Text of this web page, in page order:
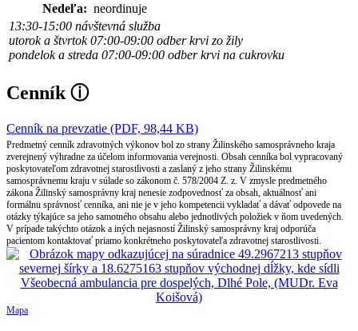
Nedeľa: neordinuje
13:30-15:00 návštevná služba
utorok a štvrtok 07:00-09:00 odber krvi zo žily
pondelok a streda 07:00-09:00 odber krvi na cukrovku
Cenník ⓘ
Cenník na prevzatie (PDF, 98,44 KB)
Predmetný cenník zdravotných výkonov bol zo strany Žilinského samosprávneho kraja
zverejnený výhradne za účelom informovania verejnosti. Obsah cenníka bol vypracovaný
poskytovateľom zdravotnej starostlivosti a zaslaný z jeho strany Žilinskému
samosprávnemu kraju v súlade so zákonom č. 578/2004 Z. z. V zmysle predmetného
zákona Žilinský samosprávny kraj nenesie zodpovednosť za obsah, aktuálnosť ani
formálnu správnosť cenníka, ani nie je v jeho kompetencii vykladať a dávať odpovede na
otázky týkajúce sa jeho samotného obsahu alebo jednotlivých položiek v ňom uvedených.
V prípade takýchto otázok a iných nejasností Žilinský samosprávny kraj odporúča
pacientom kontaktovať priamo konkrétneho poskytovateľa zdravotnej starostlivosti.
Mapa